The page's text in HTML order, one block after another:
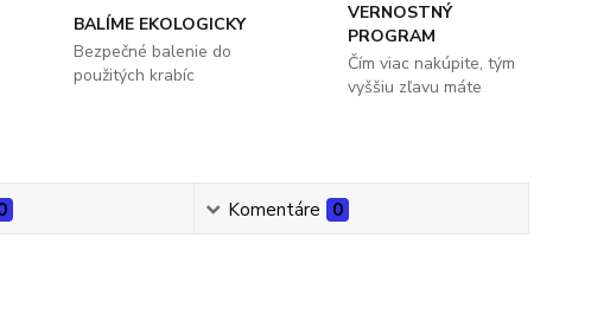
BALÍME EKOLOGICKY
Bezpečné balenie do
použitých krabíc
VERNOSTNÝ
PROGRAM
Čím viac nakúpite, tým
vyššiu zľavu máte
Komentáre 0